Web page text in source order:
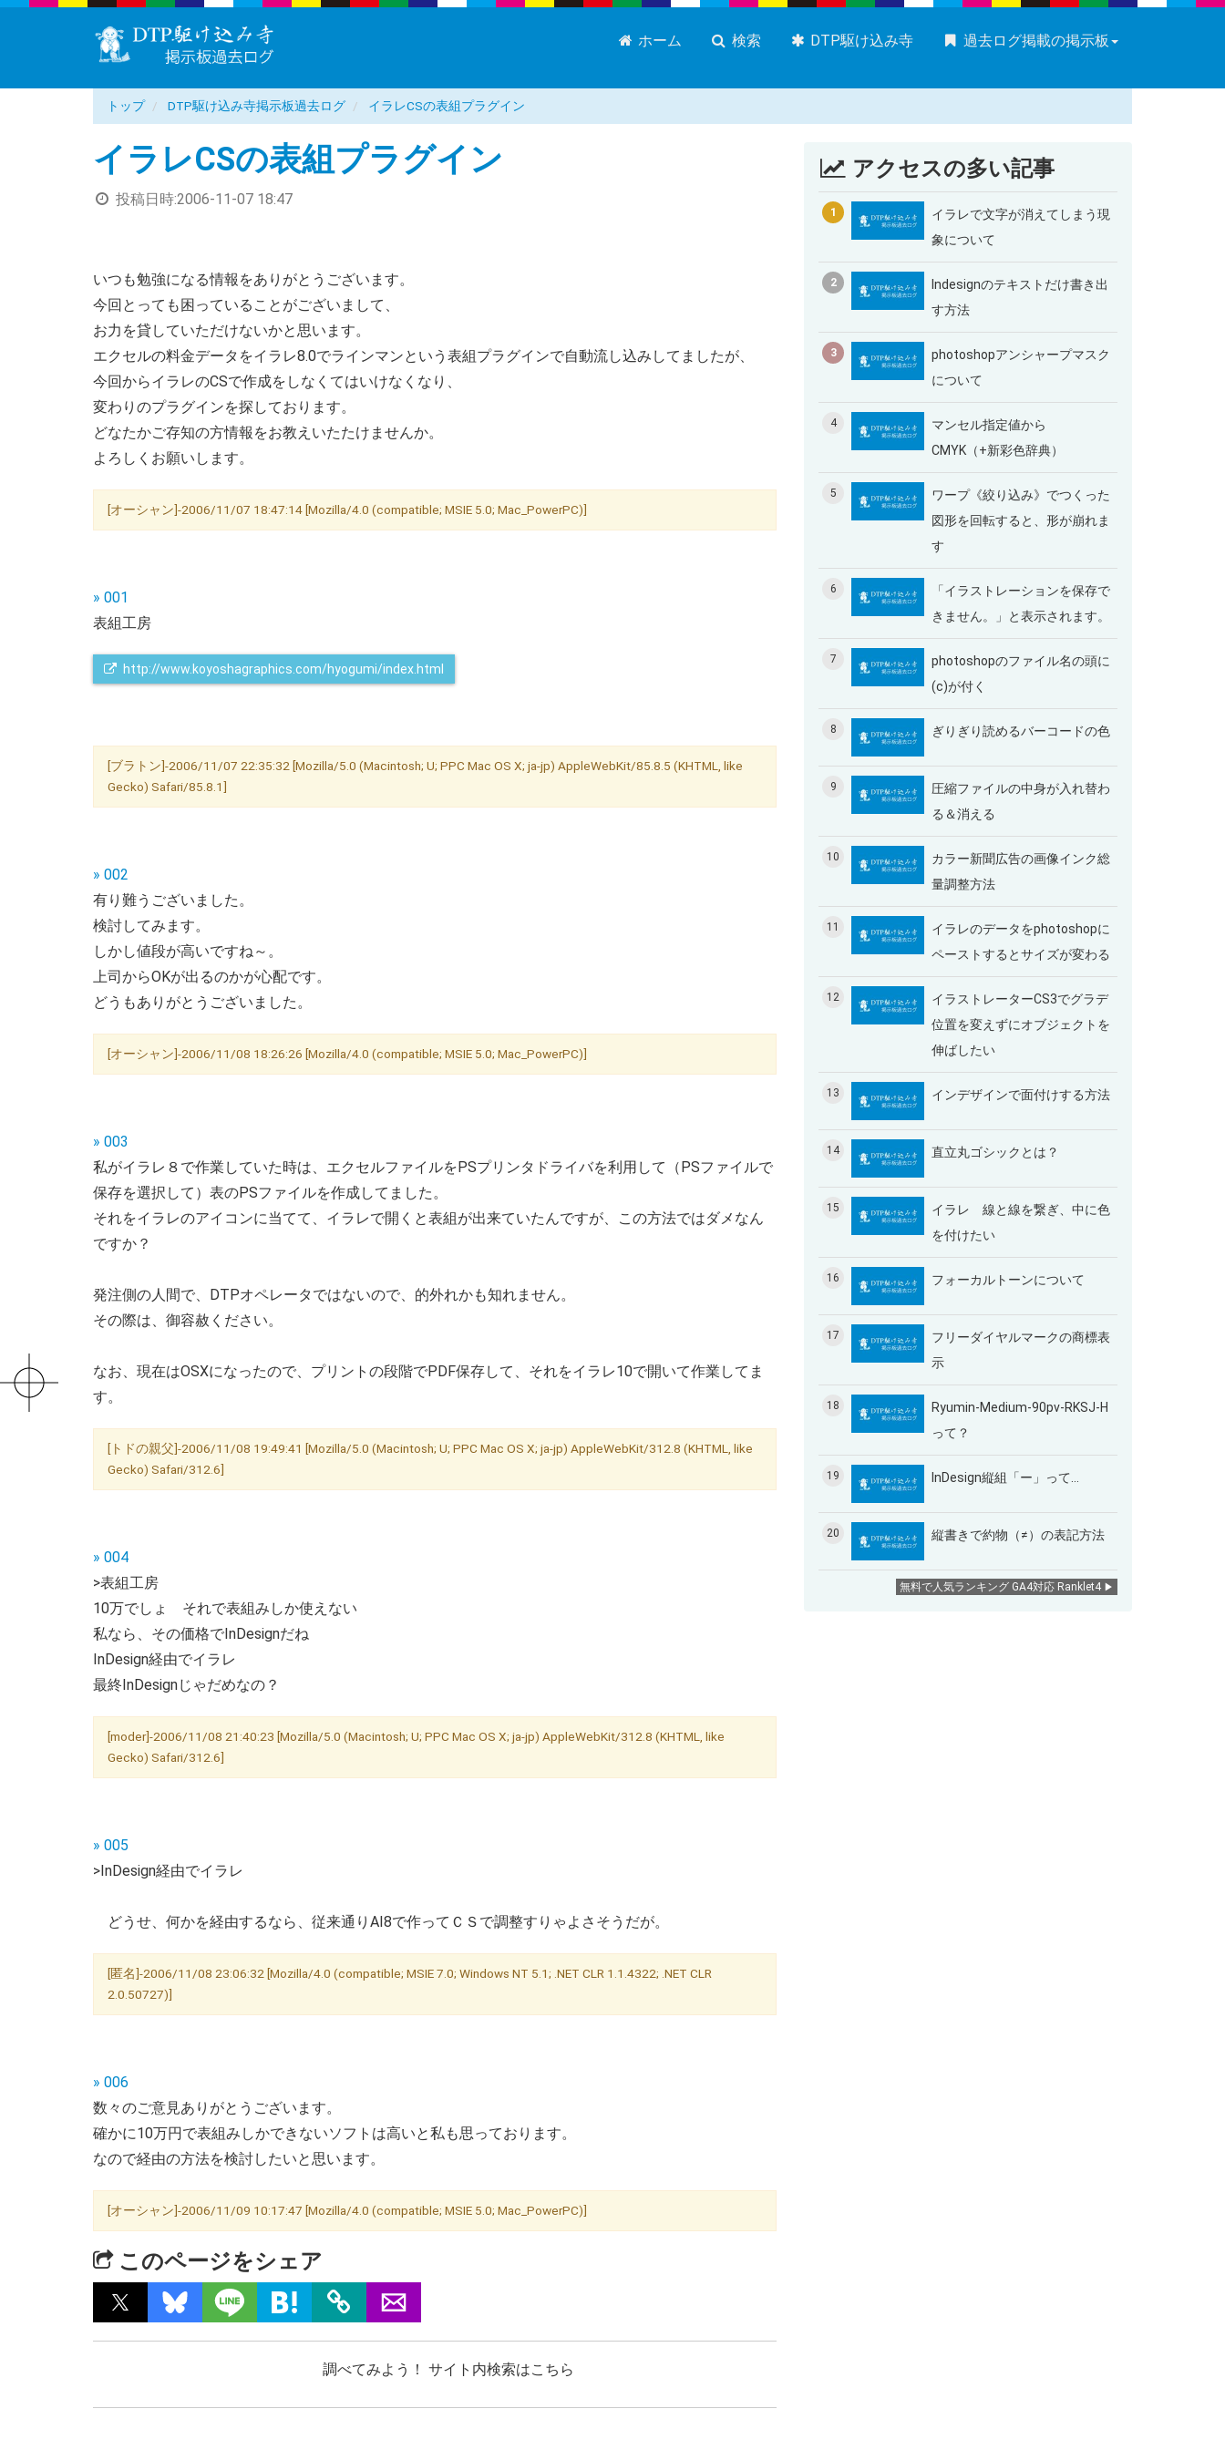
ホーム 検索 DTP駆け込み寺 過去ログ掲載の掲示板
トップ DTP駆け込み寺掲示板過去ログ イラレCSの表組プラグイン
イラレCSの表組プラグイン
投稿日時:2006-11-07 18:47
いつも勉強になる情報をありがとうございます。
今回とっても困っていることがございまして、
お力を貸していただけないかと思います。
エクセルの料金データをイラレ8.0でラインマンという表組プラグインで自動流し込みしてましたが、
今回からイラレのCSで作成をしなくてはいけなくなり、
変わりのプラグインを探しております。
どなたかご存知の方情報をお教えいたたけませんか。
よろしくお願いします。
[オーシャン]-2006/11/07 18:47:14 [Mozilla/4.0 (compatible; MSIE 5.0; Mac_PowerPC)]
» 001
表組工房
http://www.koyoshagraphics.com/hyogumi/index.html
[ブラトン]-2006/11/07 22:35:32 [Mozilla/5.0 (Macintosh; U; PPC Mac OS X; ja-jp) AppleWebKit/85.8.5 (KHTML, like
Gecko) Safari/85.8.1]
» 002
有り難うございました。
検討してみます。
しかし値段が高いですね～。
上司からOKが出るのかが心配です。
どうもありがとうございました。
[オーシャン]-2006/11/08 18:26:26 [Mozilla/4.0 (compatible; MSIE 5.0; Mac_PowerPC)]
» 003
私がイラレ８で作業していた時は、エクセルファイルをPSプリンタドライバを利用して（PSファイルで
保存を選択して）表のPSファイルを作成してました。
それをイラレのアイコンに当てて、イラレで開くと表組が出来ていたんですが、この方法ではダメなん
ですか？
発注側の人間で、DTPオペレータではないので、的外れかも知れません。
その際は、御容赦ください。
なお、現在はOSXになったので、プリントの段階でPDF保存して、それをイラレ10で開いて作業してま
す。
[トドの親父]-2006/11/08 19:49:41 [Mozilla/5.0 (Macintosh; U; PPC Mac OS X; ja-jp) AppleWebKit/312.8 (KHTML, like
Gecko) Safari/312.6]
» 004
>表組工房
10万でしょ それで表組みしか使えない
私なら、その価格でInDesignだね
InDesign経由でイラレ
最終InDesignじゃだめなの？
[moder]-2006/11/08 21:40:23 [Mozilla/5.0 (Macintosh; U; PPC Mac OS X; ja-jp) AppleWebKit/312.8 (KHTML, like
Gecko) Safari/312.6]
» 005
>InDesign経由でイラレ
どうせ、何かを経由するなら、従来通りAI8で作ってＣＳで調整すりゃよさそうだが。
[匿名]-2006/11/08 23:06:32 [Mozilla/4.0 (compatible; MSIE 7.0; Windows NT 5.1; .NET CLR 1.1.4322; .NET CLR
2.0.50727)]
» 006
数々のご意見ありがとうございます。
確かに10万円で表組みしかできないソフトは高いと私も思っております。
なので経由の方法を検討したいと思います。
[オーシャン]-2006/11/09 10:17:47 [Mozilla/4.0 (compatible; MSIE 5.0; Mac_PowerPC)]
このページをシェア
調べてみよう！ サイト内検索はこちら
アクセスの多い記事
1
イラレで文字が消えてしまう現
象について
2
Indesignのテキストだけ書き出
す方法
3
photoshopアンシャープマスク
について
4
マンセル指定値から
CMYK（+新彩色辞典）
5
ワープ《絞り込み》でつくった
図形を回転すると、形が崩れま
す
6
「イラストレーションを保存で
きません。」と表示されます。
7
photoshopのファイル名の頭に
(c)が付く
8 ぎりぎり読めるバーコードの色
9
圧縮ファイルの中身が入れ替わ
る＆消える
10
カラー新聞広告の画像インク総
量調整方法
11
イラレのデータをphotoshopに
ペーストするとサイズが変わる
12
イラストレーターCS3でグラデ
位置を変えずにオブジェクトを
伸ばしたい
13 インデザインで面付けする方法
14 直立丸ゴシックとは？
15
イラレ 線と線を繋ぎ、中に色
を付けたい
16 フォーカルトーンについて
17
フリーダイヤルマークの商標表
示
18
Ryumin-Medium-90pv-RKSJ-H
って？
19 InDesign縦組「ー」って…
20 縦書きで約物（≠）の表記方法
無料で人気ランキング GA4対応 Ranklet4